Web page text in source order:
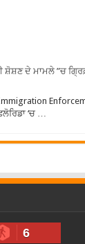
ਦੇ ਮਾਮਲੇ ”ਚ
‘ਚ …
6